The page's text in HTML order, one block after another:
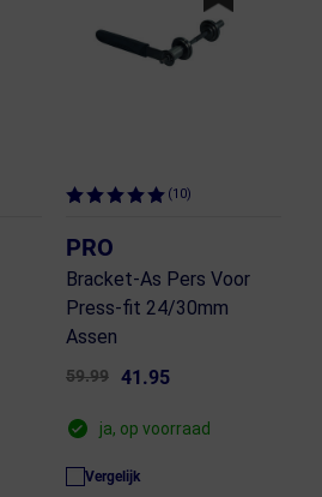
(10)
PRO
Bracket-As Pers Voor
Press-fit 24/30mm
Assen
59.99 41.95
ja, op voorraad
Vergelijk